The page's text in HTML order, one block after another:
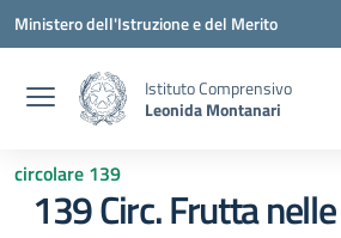
Vai ai contenuti
Vai al menu di navigazione
Vai al footer
Ministero dell'Istruzione e del Merito
Istituto Comprensivo
Leonida Montanari
circolare 139
139 Circ. Frutta